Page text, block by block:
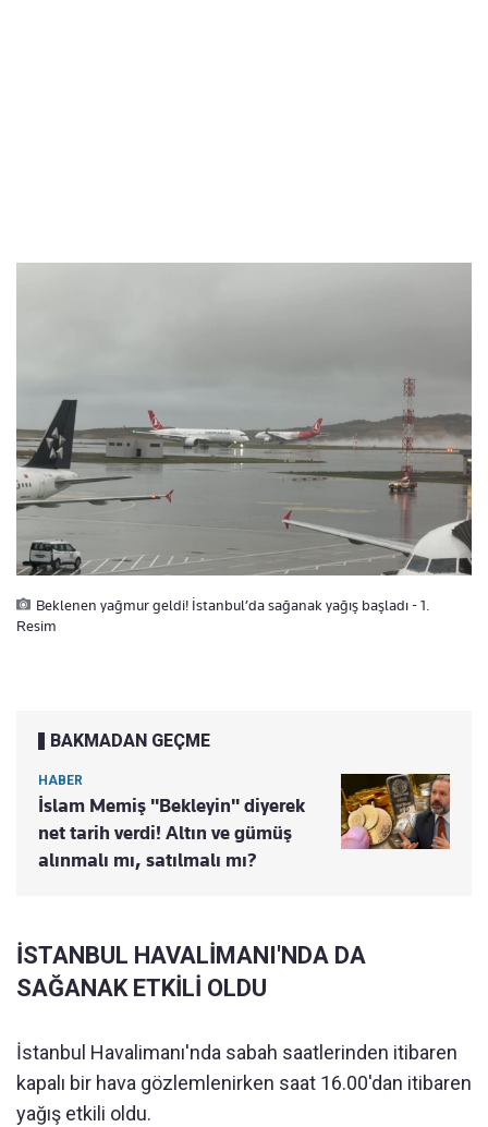
Beklenen yağmur geldi! İstanbul’da sağanak yağış başladı - 1.
Resim
BAKMADAN GEÇME
HABER
İslam Memiş "Bekleyin" diyerek
net tarih verdi! Altın ve gümüş
alınmalı mı, satılmalı mı?
İSTANBUL HAVALİMANI'NDA DA
SAĞANAK ETKİLİ OLDU
İstanbul Havalimanı'nda sabah saatlerinden itibaren
kapalı bir hava gözlemlenirken saat 16.00'dan itibaren
yağış etkili oldu.